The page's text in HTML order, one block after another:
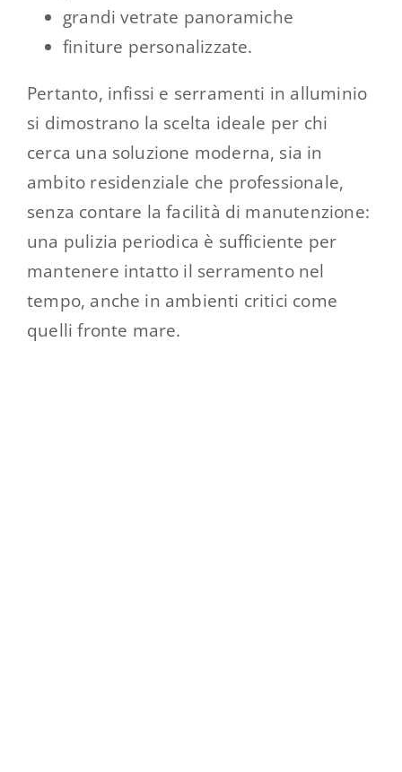
grandi vetrate panoramiche
finiture personalizzate.
Pertanto, infissi e serramenti in alluminio
si dimostrano la scelta ideale per chi
cerca una soluzione moderna, sia in
ambito residenziale che professionale,
senza contare la facilità di manutenzione:
una pulizia periodica è sufficiente per
mantenere intatto il serramento nel
tempo, anche in ambienti critici come
quelli fronte mare.